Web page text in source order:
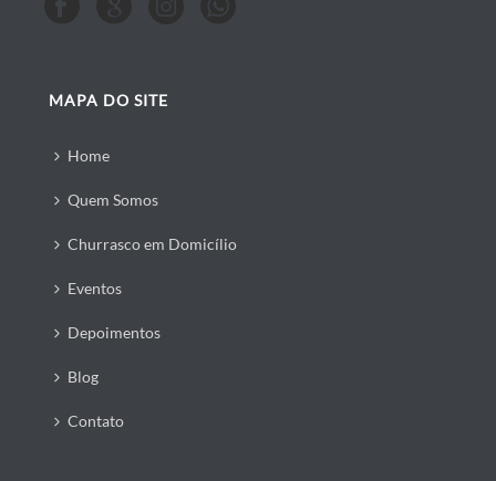
MAPA DO SITE
Home
Quem Somos
Churrasco em Domicílio
Eventos
Depoimentos
Blog
Contato